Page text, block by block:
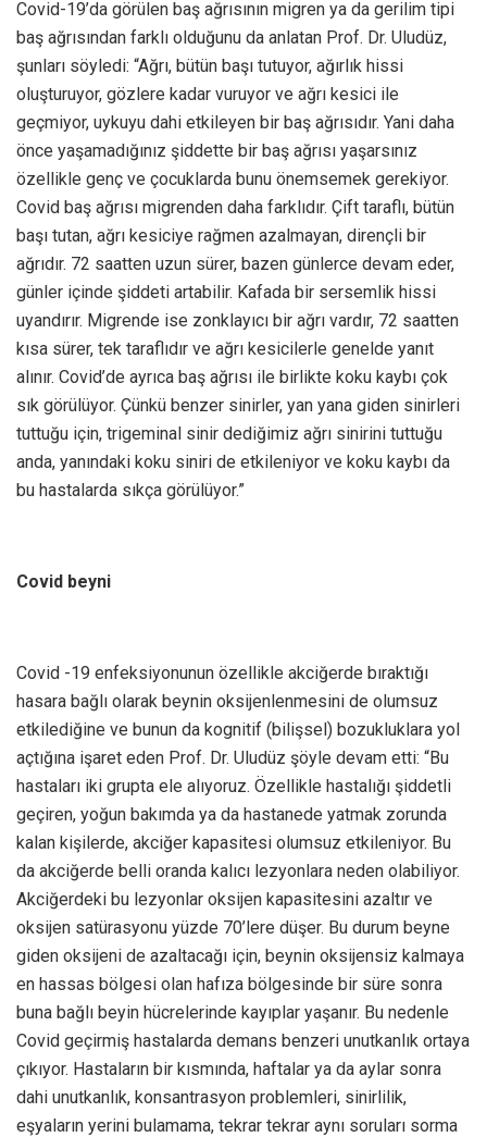
Covid-19’da görülen baş ağrısının migren ya da gerilim tipi
baş ağrısından farklı olduğunu da anlatan Prof. Dr. Uludüz,
şunları söyledi: “Ağrı, bütün başı tutuyor, ağırlık hissi
oluşturuyor, gözlere kadar vuruyor ve ağrı kesici ile
geçmiyor, uykuyu dahi etkileyen bir baş ağrısıdır. Yani daha
önce yaşamadığınız şiddette bir baş ağrısı yaşarsınız
özellikle genç ve çocuklarda bunu önemsemek gerekiyor.
Covid baş ağrısı migrenden daha farklıdır. Çift taraflı, bütün
başı tutan, ağrı kesiciye rağmen azalmayan, dirençli bir
ağrıdır. 72 saatten uzun sürer, bazen günlerce devam eder,
günler içinde şiddeti artabilir. Kafada bir sersemlik hissi
uyandırır. Migrende ise zonklayıcı bir ağrı vardır, 72 saatten
kısa sürer, tek taraflıdır ve ağrı kesicilerle genelde yanıt
alınır. Covid’de ayrıca baş ağrısı ile birlikte koku kaybı çok
sık görülüyor. Çünkü benzer sinirler, yan yana giden sinirleri
tuttuğu için, trigeminal sinir dediğimiz ağrı sinirini tuttuğu
anda, yanındaki koku siniri de etkileniyor ve koku kaybı da
bu hastalarda sıkça görülüyor.”
Covid beyni
Covid -19 enfeksiyonunun özellikle akciğerde bıraktığı
hasara bağlı olarak beynin oksijenlenmesini de olumsuz
etkilediğine ve bunun da kognitif (bilişsel) bozukluklara yol
açtığına işaret eden Prof. Dr. Uludüz şöyle devam etti: “Bu
hastaları iki grupta ele alıyoruz. Özellikle hastalığı şiddetli
geçiren, yoğun bakımda ya da hastanede yatmak zorunda
kalan kişilerde, akciğer kapasitesi olumsuz etkileniyor. Bu
da akciğerde belli oranda kalıcı lezyonlara neden olabiliyor.
Akciğerdeki bu lezyonlar oksijen kapasitesini azaltır ve
oksijen satürasyonu yüzde 70’lere düşer. Bu durum beyne
giden oksijeni de azaltacağı için, beynin oksijensiz kalmaya
en hassas bölgesi olan hafıza bölgesinde bir süre sonra
buna bağlı beyin hücrelerinde kayıplar yaşanır. Bu nedenle
Covid geçirmiş hastalarda demans benzeri unutkanlık ortaya
çıkıyor. Hastaların bir kısmında, haftalar ya da aylar sonra
dahi unutkanlık, konsantrasyon problemleri, sinirlilik,
eşyaların yerini bulamama, tekrar tekrar aynı soruları sorma